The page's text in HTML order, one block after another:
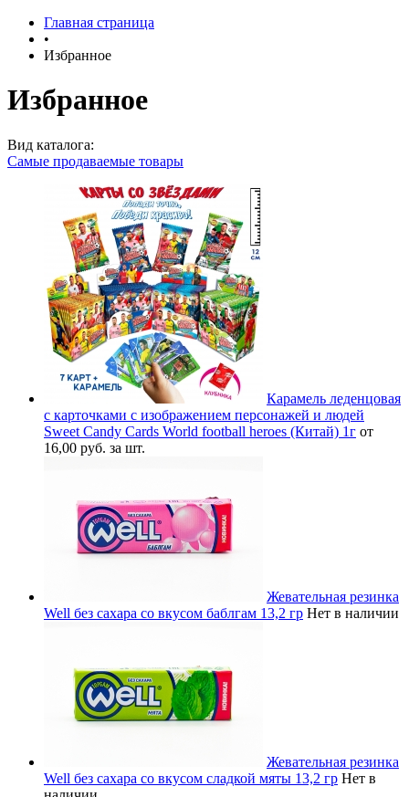
Главная страница
•
Избранное
Избранное
Вид каталога:
Самые продаваемые товары
Карамель леденцовая
с карточками с изображением персонажей и людей
Sweet Candy Cards World football heroes (Китай) 1г от
16,00 руб. за шт.
Жевательная резинка
Well без сахара со вкусом баблгам 13,2 гр Нет в наличии
Жевательная резинка
Well без сахара со вкусом сладкой мяты 13,2 гр Нет в